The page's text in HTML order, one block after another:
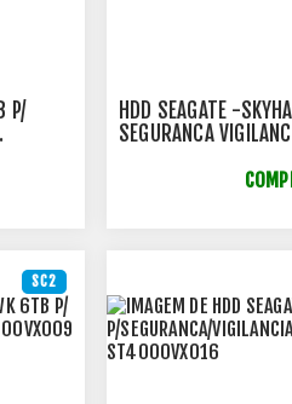
P/
HDD SEAGATE -
SEGURANCA
SC2